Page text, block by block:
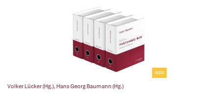
NEU
Volker Lücker (Hg.), Hans Georg Baumann (Hg.)